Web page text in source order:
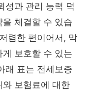
성과 관리 능력 덕
체결할 수 있습
렴한 편이어서, 막
보호할 수 있는
래 표는 전세보증
보험료에 대한